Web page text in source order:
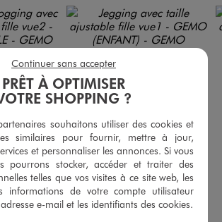
ajustable fille Jegging avec taille ajustable fille
PRÊT À OPTIMISER
SHOPPING ?
souhaitons utiliser des cookies et
similaires pour fournir, mettre à jour,
et personnaliser les annonces. Si vous
pourrons stocker, accéder et traiter des
telles que vos visites à ce site web, les
informations de votre compte utilisateur
e-mail et les identifiants des cookies.
Continuer sans accepter